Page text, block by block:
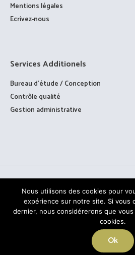
Mentions légales
Ecrivez-nous
Services Additionels
Bureau d’étude / Conception
Contrôle qualité
Gestion administrative
TOUS DROITS RÉSERVÉS
Nous utilisons des cookies pour
expérience sur notre site. Si vous
dernier, nous considérerons que
cookies.
Ok